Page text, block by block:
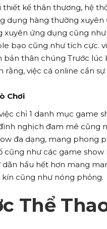
thiết kế thân thương, hệ
dụng hàng thường xuyên
ứng dụng cũng
bạo cũng như tích cực.
thân chúng Trước lúc
rằng, việc cá online cần
Chơi
chỉ 1 danh mục game
nghịch đam mê cũng
đa dạng, mang phong
cũng như các game
dãn hầu hết hơn mang
cũng như nóng phỏng.
Thể